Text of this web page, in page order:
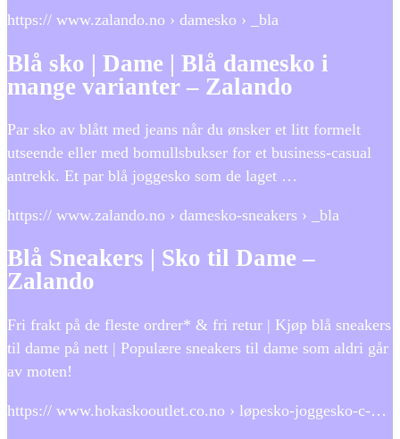
https:// www.zalando.no › damesko › _bla
Blå sko | Dame | Blå damesko i
mange varianter – Zalando
Par sko av blått med jeans når du ønsker et litt formelt
utseende eller med bomullsbukser for et business-casual
antrekk. Et par blå joggesko som de laget …
https:// www.zalando.no › damesko-sneakers › _bla
Blå Sneakers | Sko til Dame –
Zalando
Fri frakt på de fleste ordrer* & fri retur | Kjøp blå sneakers
til dame på nett | Populære sneakers til dame som aldri går
av moten!
https:// www.hokaskooutlet.co.no › løpesko-joggesko-c-…